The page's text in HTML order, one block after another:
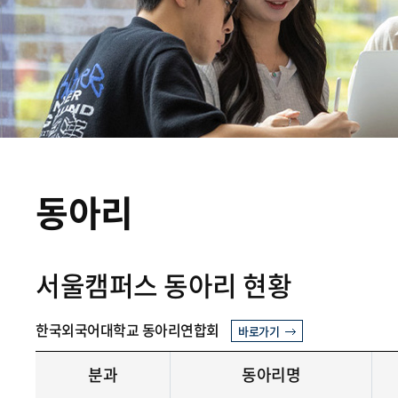
동아리
서울캠퍼스 동아리 현황
한국외국어대학교 동아리연합회 바로가기
분과 동아리명